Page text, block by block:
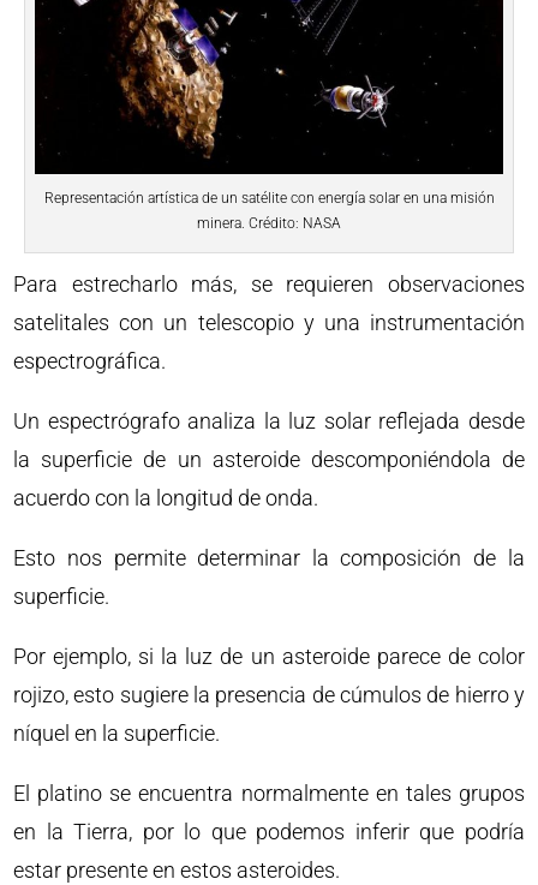
Representación artística de un satélite con energía solar en una misión
minera. Crédito: NASA
Para estrecharlo más, se requieren observaciones
satelitales con un telescopio y una instrumentación
espectrográfica.
Un espectrógrafo analiza la luz solar reflejada desde
la superficie de un asteroide descomponiéndola de
acuerdo con la longitud de onda.
Esto nos permite determinar la composición de la
superficie.
Por ejemplo, si la luz de un asteroide parece de color
rojizo, esto sugiere la presencia de cúmulos de hierro y
níquel en la superficie.
El platino se encuentra normalmente en tales grupos
en la Tierra, por lo que podemos inferir que podría
estar presente en estos asteroides.